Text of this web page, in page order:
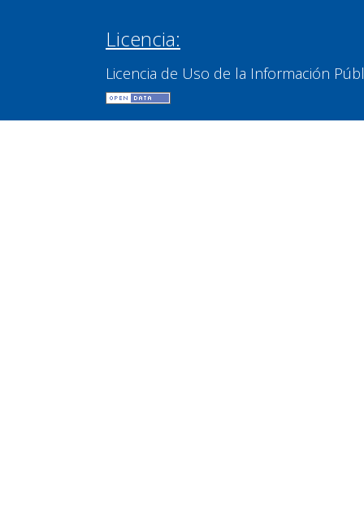
Licencia:
Licencia de Uso de la Información